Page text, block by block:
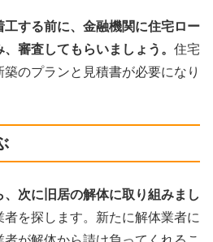
する前に、金融機関に住宅ロー
審査してもらいましょう。 住宅
のプランと見積書が必要になり
次に旧居の解体に取り組みまし
を探します。新たに解体業者に